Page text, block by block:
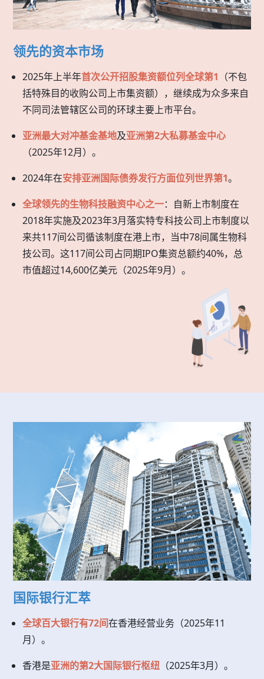
领先的资本市场
2025年上半年首次公开招股集资额位列全球第1 （不包
括特殊目的收购公司上市集资额），继续成为众多来自
不同司法管辖区公司的环球主要上市平台。
亚洲最大对冲基金基地及亚洲第2大私募基金中心
（2025年12月）。
2024年在安排亚洲国际债券发行方面位列世界第1。
全球领先的生物科技融资中心之一：自新上市制度在
2018年实施及2023年3月落实特专科技公司上市制度以
来共117间公司循该制度在港上市，当中78间属生物科
技公司。这117间公司占同期IPO集资总额约40%，总
市值超过14,600亿美元（2025年9月）。
国际银行汇萃
全球百大银行有72间在香港经营业务（2025年11
月）。
香港是亚洲的第2大国际银行枢纽 （2025年3月）。